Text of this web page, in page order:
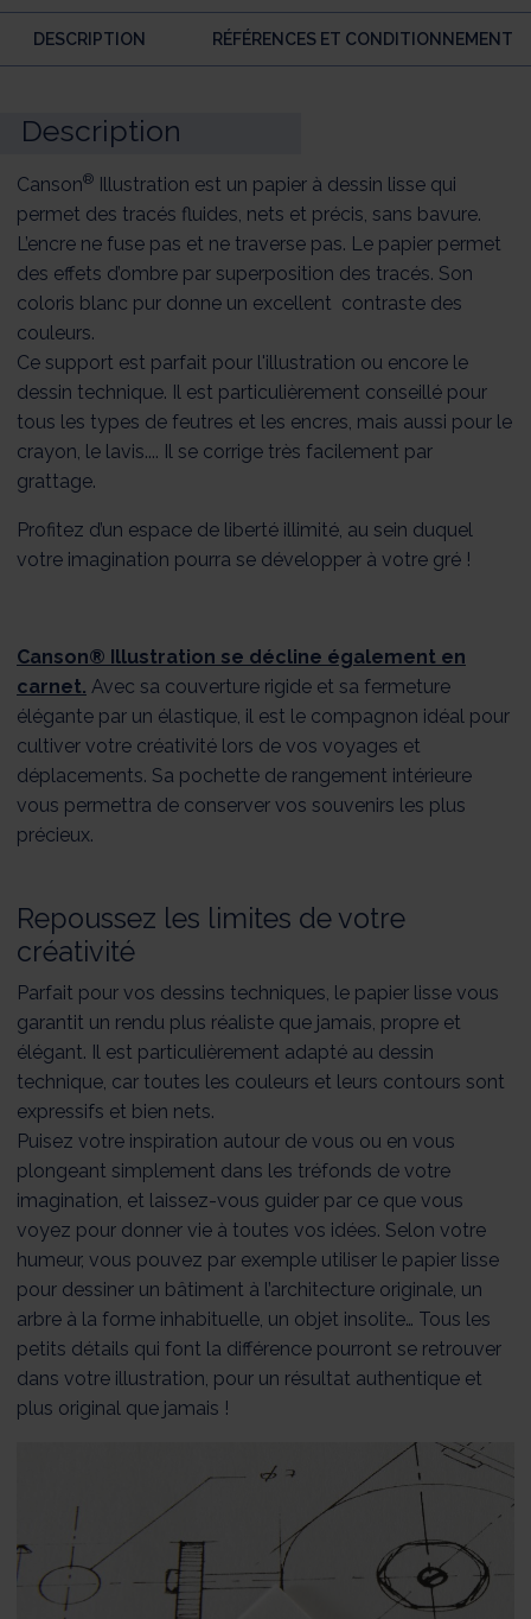
DESCRIPTION RÉFÉRENCES ET CONDITIONNEMENT
Description
Canson® Illustration est un papier à dessin lisse qui
permet des tracés fluides, nets et précis, sans bavure.
L’encre ne fuse pas et ne traverse pas. Le papier permet
des effets d’ombre par superposition des tracés. Son
coloris blanc pur donne un excellent contraste des
couleurs.
Ce support est parfait pour l'illustration ou encore le
dessin technique. Il est particulièrement conseillé pour
tous les types de feutres et les encres, mais aussi pour le
crayon, le lavis.... Il se corrige très facilement par
grattage.
Profitez d’un espace de liberté illimité, au sein duquel
votre imagination pourra se développer à votre gré !
Canson® Illustration se décline également en
carnet. Avec sa couverture rigide et sa fermeture
élégante par un élastique, il est le compagnon idéal pour
cultiver votre créativité lors de vos voyages et
déplacements. Sa pochette de rangement intérieure
vous permettra de conserver vos souvenirs les plus
précieux.
Repoussez les limites de votre
créativité
Parfait pour vos dessins techniques, le papier lisse vous
garantit un rendu plus réaliste que jamais, propre et
élégant. Il est particulièrement adapté au dessin
technique, car toutes les couleurs et leurs contours sont
expressifs et bien nets.
Puisez votre inspiration autour de vous ou en vous
plongeant simplement dans les tréfonds de votre
imagination, et laissez-vous guider par ce que vous
voyez pour donner vie à toutes vos idées. Selon votre
humeur, vous pouvez par exemple utiliser le papier lisse
pour dessiner un bâtiment à l’architecture originale, un
arbre à la forme inhabituelle, un objet insolite… Tous les
petits détails qui font la différence pourront se retrouver
dans votre illustration, pour un résultat authentique et
plus original que jamais !